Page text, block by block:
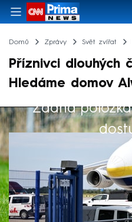
Domů Zprávy Svět zvířat
Příznivci dlouhých
Hledáme domov
Žádná
Výběr redakce